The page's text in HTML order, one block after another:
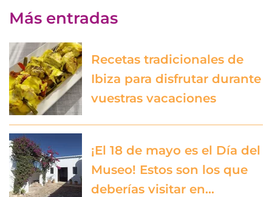
Más entradas
Recetas tradicionales de
Ibiza para disfrutar durante
vuestras vacaciones
¡El 18 de mayo es el Día del
Museo! Estos son los que
deberías visitar en…